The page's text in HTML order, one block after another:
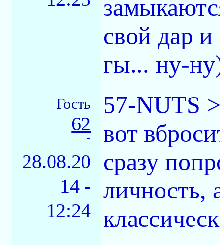
свой дар
гы... ну-
Гость
62
-
28.08.20
14 -
12:24
57-NUTS
вот
сразу
личность,